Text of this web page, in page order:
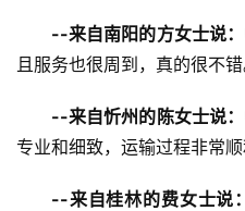
--来自南阳的方女士说：
且服务也很周到，真的很不错
--来自忻州的陈女士说：
专业和细致，运输过程非常顺
--来自桂林的费女士说：